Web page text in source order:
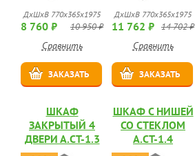
ДхШхВ 770х365х1975
8 760 ₽ 10 950 ₽
Сравнить
ЗАКАЗАТЬ
ДхШхВ 770х365х1975
11 762 ₽ 14 702 ₽
Сравнить
ЗАКАЗАТЬ
ШКАФ
ЗАКРЫТЫЙ 4
ДВЕРИ А.СТ-1.3
ШКАФ С НИШЕЙ
СО СТЕКЛОМ
А.СТ-1.4